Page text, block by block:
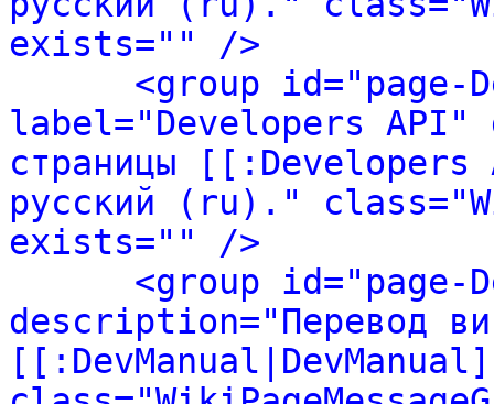
exists="" />
<group id="page-
label="Developers API"
страницы
русский (ru)."
exists="" />
<group id="page-
description="Перевод